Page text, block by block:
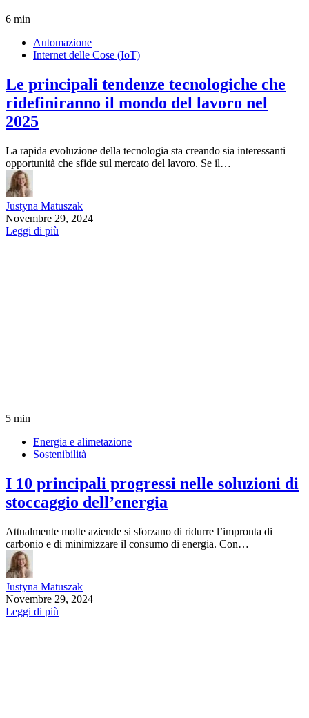
6 min
Automazione
Internet delle Cose (IoT)
Le principali tendenze tecnologiche che
ridefiniranno il mondo del lavoro nel
2025
La rapida evoluzione della tecnologia sta creando sia interessanti
opportunità che sfide sul mercato del lavoro. Se il…
Justyna Matuszak
Novembre 29, 2024
Leggi di più
5 min
Energia e alimetazione
Sostenibilità
I 10 principali progressi nelle soluzioni di
stoccaggio dell’energia
Attualmente molte aziende si sforzano di ridurre l’impronta di
carbonio e di minimizzare il consumo di energia. Con…
Justyna Matuszak
Novembre 29, 2024
Leggi di più